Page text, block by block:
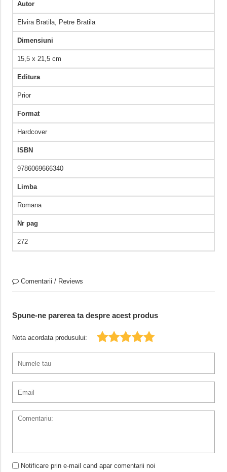
Autor
Elvira Bratila, Petre Bratila
Dimensiuni
15,5 x 21,5 cm
Editura
Prior
Format
Hardcover
ISBN
9786069666340
Limba
Romana
Nr pag
272
Comentarii / Reviews
Spune-ne parerea ta despre acest produs
Nota acordata produsului:
Notificare prin e-mail cand apar comentarii noi